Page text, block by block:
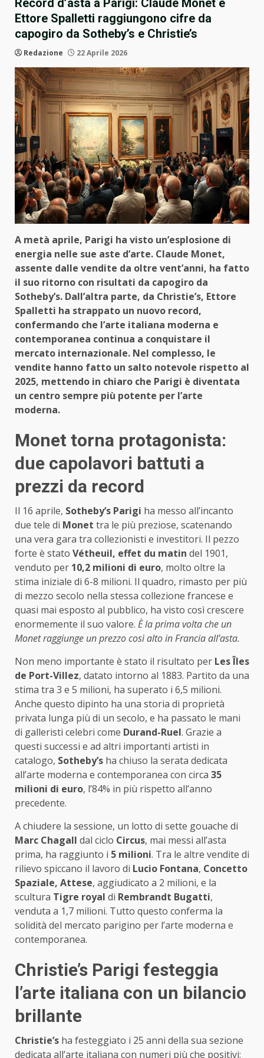
Record d’asta a Parigi: Claude Monet e
Ettore Spalletti raggiungono cifre da
capogiro da Sotheby’s e Christie’s
Redazione 22 Aprile 2026
A metà aprile, Parigi ha visto un’esplosione di
energia nelle sue aste d’arte. Claude Monet,
assente dalle vendite da oltre vent’anni, ha fatto
il suo ritorno con risultati da capogiro da
Sotheby’s. Dall’altra parte, da Christie’s, Ettore
Spalletti ha strappato un nuovo record,
confermando che l’arte italiana moderna e
contemporanea continua a conquistare il
mercato internazionale. Nel complesso, le
vendite hanno fatto un salto notevole rispetto al
2025, mettendo in chiaro che Parigi è diventata
un centro sempre più potente per l’arte
moderna.
Monet torna protagonista:
due capolavori battuti a
prezzi da record
Il 16 aprile, Sotheby’s Parigi ha messo all’incanto
due tele di Monet tra le più preziose, scatenando
una vera gara tra collezionisti e investitori. Il pezzo
forte è stato Vétheuil, effet du matin del 1901,
venduto per 10,2 milioni di euro, molto oltre la
stima iniziale di 6-8 milioni. Il quadro, rimasto per più
di mezzo secolo nella stessa collezione francese e
quasi mai esposto al pubblico, ha visto così crescere
enormemente il suo valore. È la prima volta che un
Monet raggiunge un prezzo così alto in Francia all’asta.
Non meno importante è stato il risultato per Les Îles
de Port-Villez, datato intorno al 1883. Partito da una
stima tra 3 e 5 milioni, ha superato i 6,5 milioni.
Anche questo dipinto ha una storia di proprietà
privata lunga più di un secolo, e ha passato le mani
di galleristi celebri come Durand-Ruel. Grazie a
questi successi e ad altri importanti artisti in
catalogo, Sotheby’s ha chiuso la serata dedicata
all’arte moderna e contemporanea con circa 35
milioni di euro, l’84% in più rispetto all’anno
precedente.
A chiudere la sessione, un lotto di sette gouache di
Marc Chagall dal ciclo Circus, mai messi all’asta
prima, ha raggiunto i 5 milioni. Tra le altre vendite di
rilievo spiccano il lavoro di Lucio Fontana, Concetto
Spaziale, Attese, aggiudicato a 2 milioni, e la
scultura Tigre royal di Rembrandt Bugatti,
venduta a 1,7 milioni. Tutto questo conferma la
solidità del mercato parigino per l’arte moderna e
contemporanea.
Christie’s Parigi festeggia
l’arte italiana con un bilancio
brillante
Christie’s ha festeggiato i 25 anni della sua sezione
dedicata all’arte italiana con numeri più che positivi: